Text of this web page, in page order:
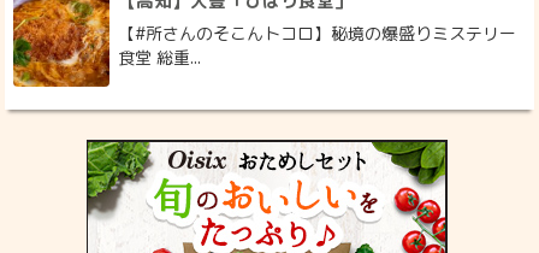
【#所さんのそこんトコロ】秘境の爆盛りミステリー
食堂 総重...